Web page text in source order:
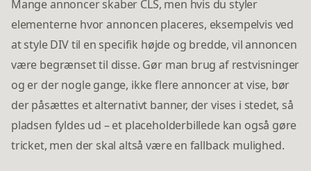
Mange annoncer skaber CLS, men hvis du styler
elementerne hvor annoncen placeres, eksempelvis ved
at style DIV til en specifik højde og bredde, vil annoncen
være begrænset til disse. Gør man brug af restvisninger
og er der nogle gange, ikke flere annoncer at vise, bør
der påsættes et alternativt banner, der vises i stedet, så
pladsen fyldes ud – et placeholderbillede kan også gøre
tricket, men der skal altså være en fallback mulighed.